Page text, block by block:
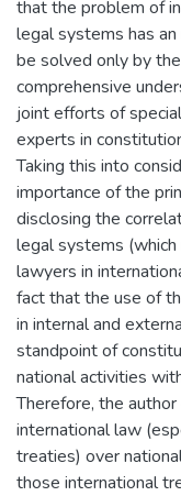
that the problem of
legal systems has
be solved only by
comprehensive
joint efforts of
experts in
Taking this into
importance of the
disclosing the
legal systems
lawyers in
fact that the use of
in internal and
standpoint of
national activities
Therefore, the
international law
treaties) over
those international